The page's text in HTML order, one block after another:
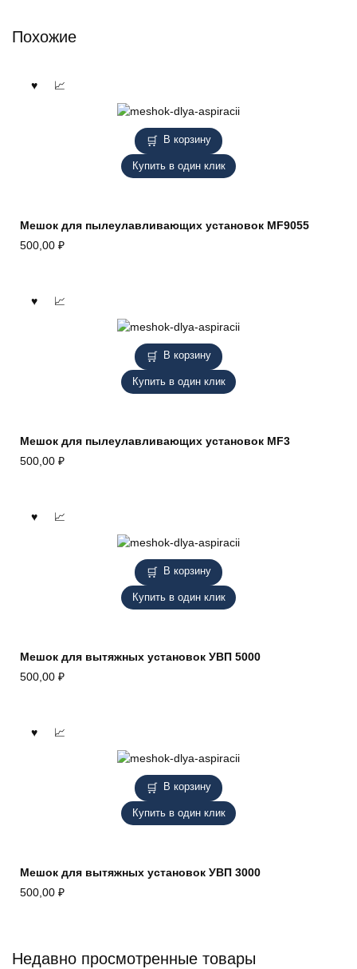
Похожие
В корзину
Купить в один клик
Мешок для пылеулавливающих установок MF9055
500,00 ₽
В корзину
Купить в один клик
Мешок для пылеулавливающих установок MF3
500,00 ₽
В корзину
Купить в один клик
Мешок для вытяжных установок УВП 5000
500,00 ₽
В корзину
Купить в один клик
Мешок для вытяжных установок УВП 3000
500,00 ₽
Недавно просмотренные товары